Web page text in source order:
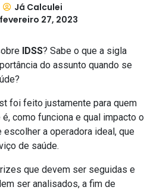
Já Calculei
fevereiro 27, 2023
IDSS? Sabe o que a sigla
do assunto quando se
foi feito justamente para quem
como funciona e qual impacto o
escolher a operadora ideal, que
de saúde.
que devem ser seguidas e
ser analisados, a fim de